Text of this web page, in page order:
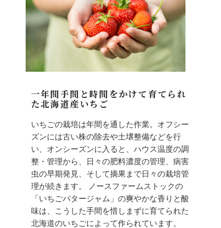
一年間手間と時間をかけて育てられ
た北海道産いちご
いちごの栽培は年間を通した作業。オフシー
ズンには古い株の除去や土壌整備などを行
い、オンシーズンに入ると、ハウス温度の調
整・管理から、日々の肥料濃度の管理、病害
虫の早期発見、そして摘果まで日々の栽培管
理が続きます。 ノースファームストックの
「いちごバタージャム」の爽やかな香りと酸
味は、こうした手間を惜しまずに育てられた
北海道のいちごによって作られています。